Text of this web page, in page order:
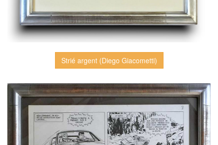
Strié argent (Diego Giacometti)